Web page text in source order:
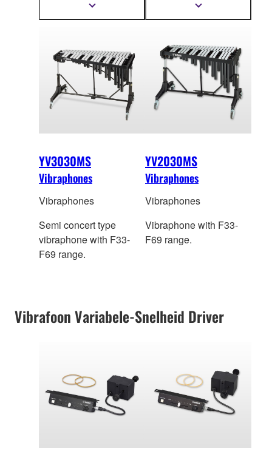
3710), Gold satin finish
aluminum alloy (YV-
Meer
2700G), Silver satin
finish aluminum alloy
Meer
YV3030MS
Vibraphones
Vibraphones
Semi concert type
vibraphone with F33-
F69 range.
YV2030MS
Vibraphones
Vibraphones
Vibraphone with F33-
F69 range.
Vibrafoon Variabele-Snelheid Driver